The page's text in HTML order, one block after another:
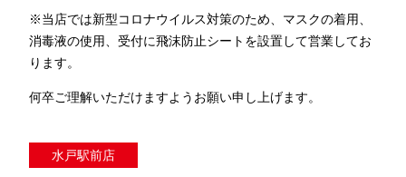
※当店では新型コロナウイルス対策のため、マスクの着用、
消毒液の使用、受付に飛沫防止シートを設置して営業してお
ります。
何卒ご理解いただけますようお願い申し上げます。
水戸駅前店